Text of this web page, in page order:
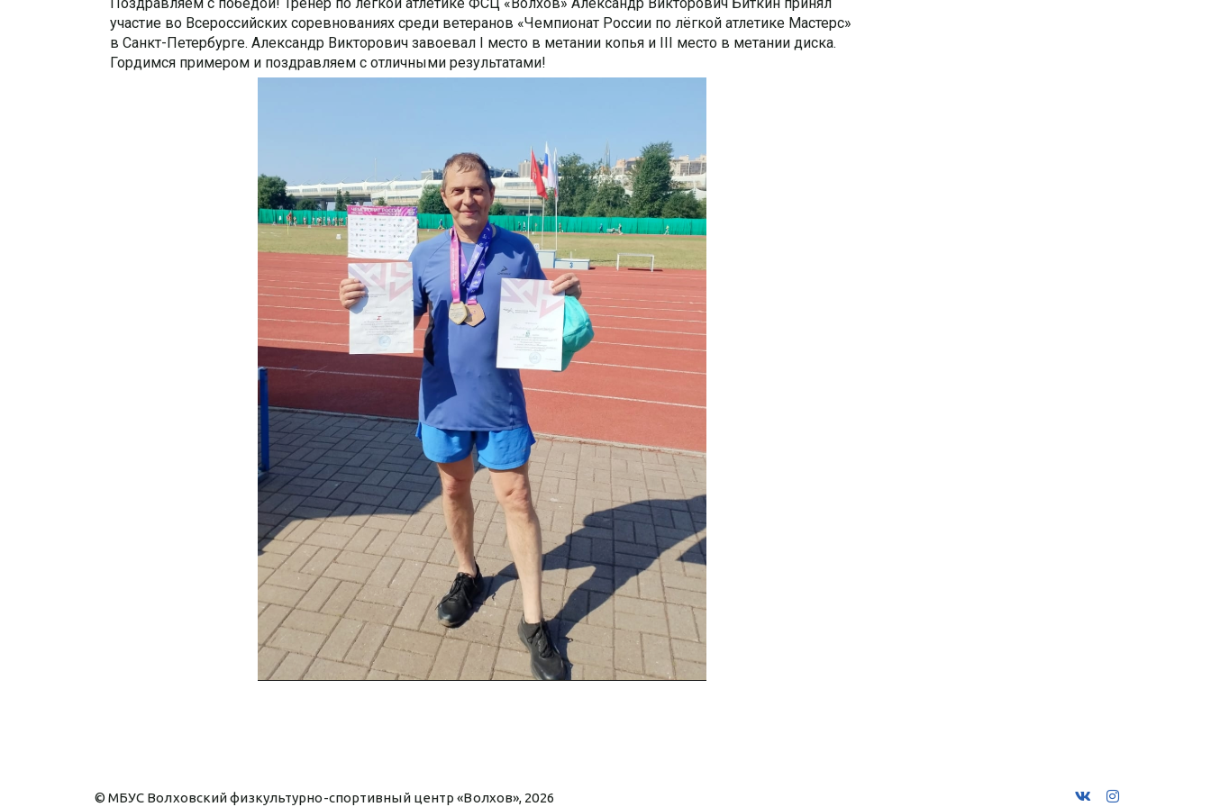
участие во Всероссийских соревнованиях среди ветеранов «Чемпионат России по лёгкой атлетике Мастерс»
в Санкт-Петербурге. Александр Викторович завоевал I место в метании копья и III место в метании диска.
Гордимся примером и поздравляем с отличными результатами!
© МБУС Волховский физкультурно-спортивный центр «Волхов», 2026